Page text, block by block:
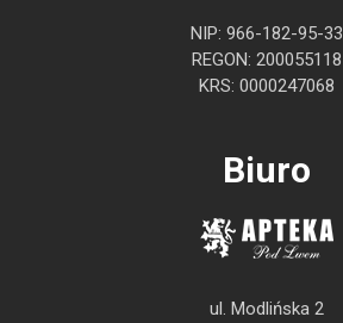
NIP: 966-182-95-33
REGON: 200055118
KRS: 0000247068
Biuro
ul. Modlińska 2